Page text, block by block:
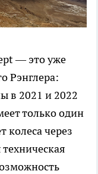
— это уже
Рэнглера:
в 2021 и 2022
только один
колеса через